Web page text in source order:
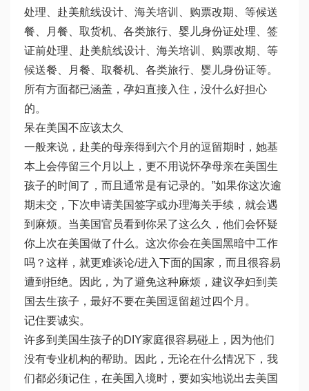
处理、赴美航线设计、海关培训、购票改期、等候送
餐、月餐、取货机、各类旅行、婴儿身份证处理、签
证前处理、赴美航线设计、海关培训、购票改期、等
候送餐、月餐、取餐机、各类旅行、婴儿身份证等。
所有方面都已涵盖，孕妇直接入住，没什么好担心
的。
呆在美国不应该太久
一般来说，赴美的母亲得到六个月的逗留期时，她基
本上会停留三个月以上，更不用说怀孕母亲在美国生
孩子的时间了，而且通常是有记录的。”如果你这次逾
期未交，下次申请美国签字或办理海关手续，就会遇
到麻烦。当美国官员看到你呆了这么久，他们会怀疑
你上次在美国做了什么。这次你会在美国黑暗中工作
吗？这样，就更难谈论/进入下面的国家，而且很容易
遭到拒绝。因此，为了避免这种麻烦，建议孕妇到美
国去生孩子，最好不要在美国逗留超过四个月。
记住要诚实。
许多到美国生孩子的DIY家庭很容易碰上，因为他们
没有专业机构的帮助。因此，无论在什么情况下，我
们都必须记住，在美国入境时，要如实地说出去美国